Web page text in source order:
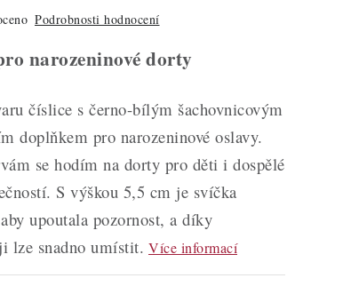
Podrobnosti hodnocení
narozeninové dorty
číslice s černo-bílým šachovnicovým
doplňkem pro narozeninové oslavy.
se hodím na dorty pro děti i dospělé
S výškou 5,5 cm je svíčka
upoutala pozornost, a díky
lze snadno umístit. Více informací